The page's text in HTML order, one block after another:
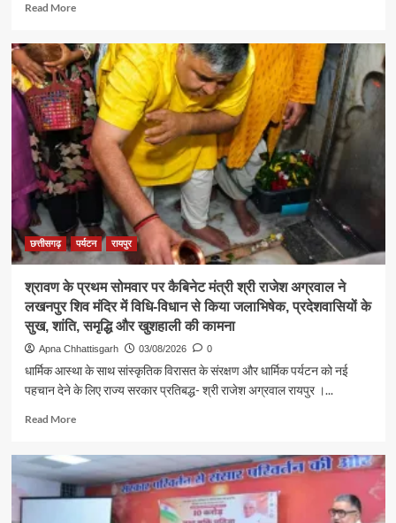
Read MoreRead
पर्यटन
एवं
संस्कृति
मंत्री
श्री
राजेश
अग्रवाल
ने
जनदर्शन
सुनीं
आमजन
की
छत्तीसगढ़ पर्यटन रायपुर
श्रावण के प्रथम सोमवार पर कैबिनेट मंत्री श्री राजेश अग्रवाल ने
लखनपुर शिव मंदिर में विधि-विधान से किया जलाभिषेक, प्रदेशवासियों के
सुख, शांति, समृद्धि और खुशहाली की कामना
Apna Chhattisgarh 03/08/2026 0
धार्मिक आस्था के साथ सांस्कृतिक विरासत के संरक्षण और धार्मिक पर्यटन को नई
पहचान देने के लिए राज्य सरकार प्रतिबद्ध- श्री राजेश अग्रवाल रायपुर ।...
Read MoreRead
श्रावण
के
प्रथम